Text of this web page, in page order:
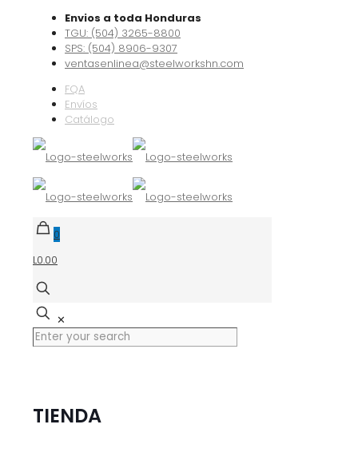
Envios a toda Honduras
TGU: (504) 3265-8800
SPS: (504) 8906-9307
ventasenlinea@steelworkshn.com
FQA
Envíos
Catálogo
0
L0.00
✕
TIENDA